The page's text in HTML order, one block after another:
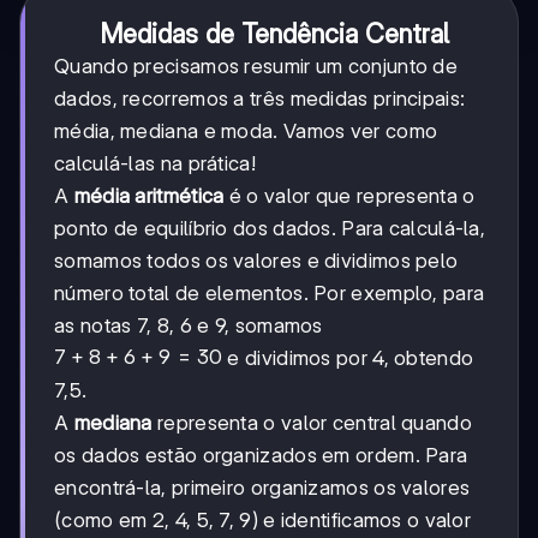
Medidas de Tendência Central
Quando precisamos resumir um conjunto de
dados, recorremos a três medidas principais:
média, mediana e moda. Vamos ver como
calculá-las na prática!
A média aritmética é o valor que representa o
ponto de equilíbrio dos dados. Para calculá-la,
somamos todos os valores e dividimos pelo
número total de elementos. Por exemplo, para
as notas 7, 8, 6 e 9, somamos
7+8+6+9=30
7 + 8 + 6 + 9 = 30 e dividimos por 4, obtendo
7,5.
A mediana representa o valor central quando
os dados estão organizados em ordem. Para
encontrá-la, primeiro organizamos os valores
(como em 2, 4, 5, 7, 9) e identificamos o valor